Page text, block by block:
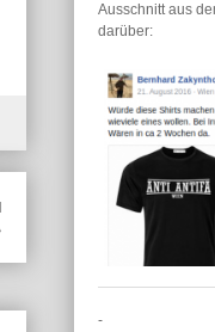
Ausschnitt aus
darüber:
-